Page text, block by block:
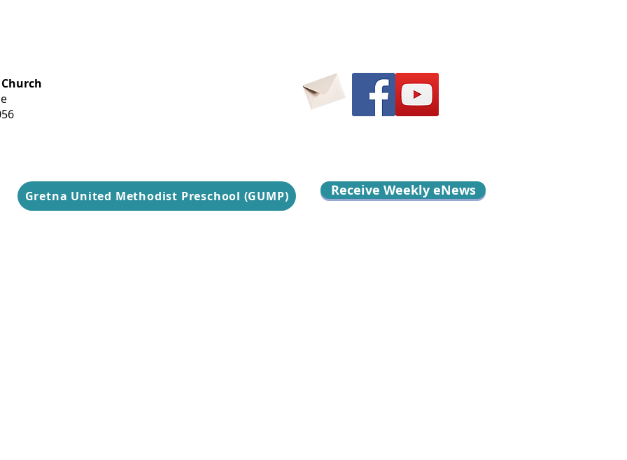
Gretna United Methodist Preschool (GUMP) Receive Weekly eNews